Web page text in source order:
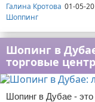
Галина Кротова 01-05-
Шоппинг
Шопинг в
торговые
Шопинг в Дубае -